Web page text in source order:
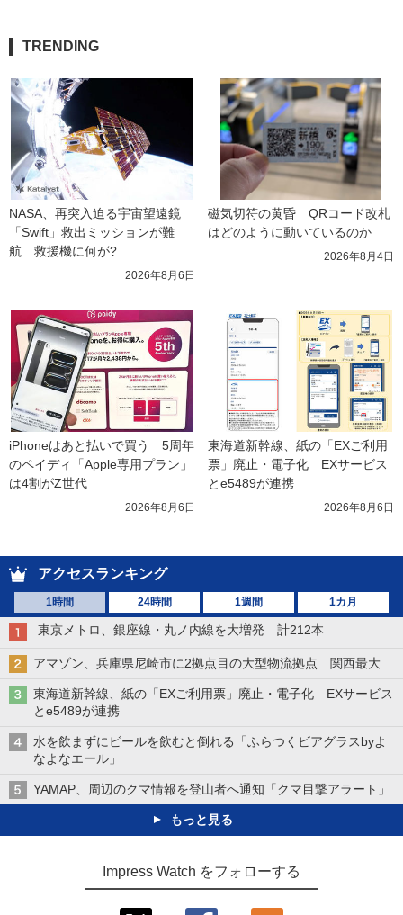
TRENDING
NASA、再突入迫る宇宙望遠鏡
「Swift」救出ミッションが難
航　救援機に何が?
2026年8月6日
磁気切符の黄昏　QRコード改札
はどのように動いているのか
2026年8月4日
iPhoneはあと払いで買う　5周年
のペイディ「Apple専用プラン」
は4割がZ世代
2026年8月6日
東海道新幹線、紙の「EXご利用
票」廃止・電子化　EXサービス
とe5489が連携
2026年8月6日
アクセスランキング
1時間 24時間 1週間 1カ月
東京メトロ、銀座線・丸ノ内線を大増発 計212本
アマゾン、兵庫県尼崎市に2拠点目の大型物流拠点 関西最大
東海道新幹線、紙の「EXご利用票」廃止・電子化 EXサービス
とe5489が連携
水を飲まずにビールを飲むと倒れる「ふらつくビアグラスbyよ
なよなエール」
YAMAP、周辺のクマ情報を登山者へ通知「クマ目撃アラート」
もっと見る
Impress Watch をフォローする